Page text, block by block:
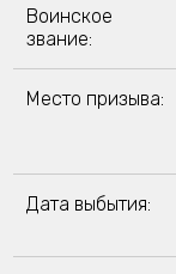
Воинское
звание:
Место призыва:
Дата выбытия: